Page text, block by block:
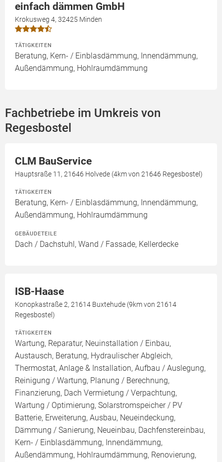
einfach dämmen GmbH
Krokusweg 4, 32425 Minden
TÄTIGKEITEN
Beratung, Kern- / Einblasdämmung, Innendämmung,
Außendämmung, Hohlraumdämmung
Fachbetriebe im Umkreis von
Regesbostel
CLM BauService
Hauptsraße 11, 21646 Holvede (4km von 21646 Regesbostel)
TÄTIGKEITEN
Beratung, Kern- / Einblasdämmung, Innendämmung,
Außendämmung, Hohlraumdämmung
GEBÄUDETEILE
Dach / Dachstuhl, Wand / Fassade, Kellerdecke
ISB-Haase
Konopkastraße 2, 21614 Buxtehude (9km von 21614
Regesbostel)
TÄTIGKEITEN
Wartung, Reparatur, Neuinstallation / Einbau,
Austausch, Beratung, Hydraulischer Abgleich,
Thermostat, Anlage & Installation, Aufbau / Auslegung,
Reinigung / Wartung, Planung / Berechnung,
Finanzierung, Dach Vermietung / Verpachtung,
Wartung / Optimierung, Solarstromspeicher / PV
Batterie, Erweiterung, Ausbau, Neueindeckung,
Dämmung / Sanierung, Neueinbau, Dachfenstereinbau,
Kern- / Einblasdämmung, Innendämmung,
Außendämmung, Hohlraumdämmung, Renovierung,